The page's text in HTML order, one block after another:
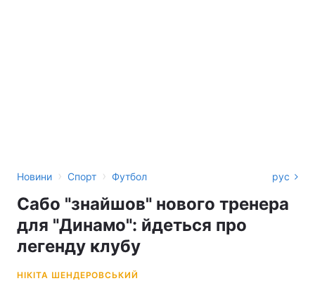
Новини › Спорт › Футбол рус
Сабо "знайшов" нового тренера
для "Динамо": йдеться про
легенду клубу
НІКІТА ШЕНДЕРОВСЬКИЙ